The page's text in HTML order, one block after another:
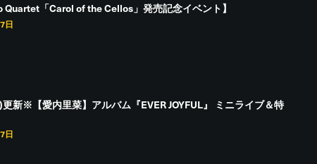
Quartet「Carol of the Cellos」発売記念イベント】
日
新※【愛内里菜】アルバム『EVER JOYFUL』 ミニライブ＆特
日